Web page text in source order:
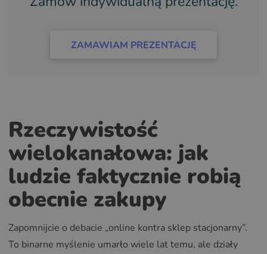
ZAMAWIAM PREZENTACJĘ
Rzeczywistość
wielokanałowa: jak
ludzie faktycznie robią
obecnie zakupy
Zapomnijcie o debacie „online kontra sklep stacjonarny”.
To binarne myślenie umarło wiele lat temu, ale działy